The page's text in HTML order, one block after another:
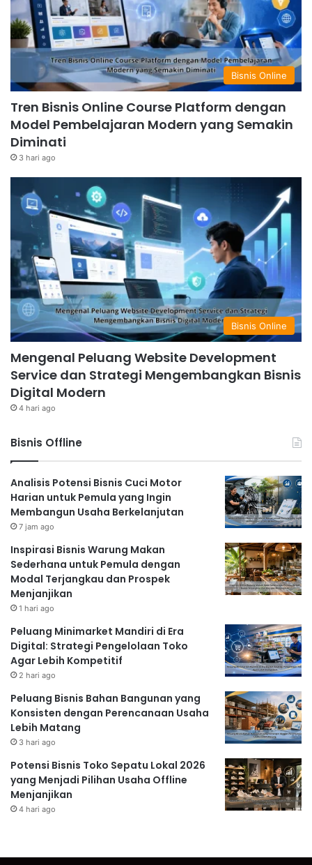
Bisnis Online
Tren Bisnis Online Course Platform dengan
Model Pembelajaran Modern yang Semakin
Diminati
3 hari ago
Bisnis Online
Mengenal Peluang Website Development
Service dan Strategi Mengembangkan Bisnis
Digital Modern
4 hari ago
Bisnis Offline
Analisis Potensi Bisnis Cuci Motor
Harian untuk Pemula yang Ingin
Membangun Usaha Berkelanjutan
7 jam ago
Inspirasi Bisnis Warung Makan
Sederhana untuk Pemula dengan
Modal Terjangkau dan Prospek
Menjanjikan
1 hari ago
Peluang Minimarket Mandiri di Era
Digital: Strategi Pengelolaan Toko
Agar Lebih Kompetitif
2 hari ago
Peluang Bisnis Bahan Bangunan yang
Konsisten dengan Perencanaan Usaha
Lebih Matang
3 hari ago
Potensi Bisnis Toko Sepatu Lokal 2026
yang Menjadi Pilihan Usaha Offline
Menjanjikan
4 hari ago